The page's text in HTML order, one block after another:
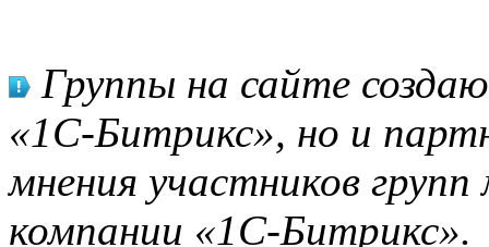
Группы на сайте
«1С-Битрикс», но и
мнения участников
компании «1С-Битрикс».